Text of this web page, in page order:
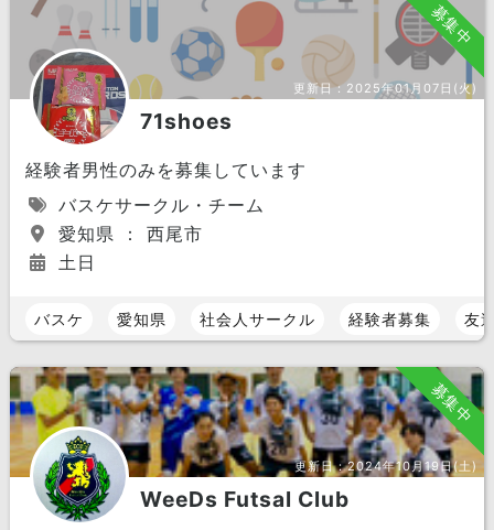
募集中
更新日： 2025年01月07日(火)
71shoes
経験者男性のみを募集しています
バスケサークル・チーム
愛知県 ： 西尾市
土日
バスケ 愛知県 社会人サークル 経験者募集 友
募集中
更新日：2024年10月19日(土)
WeeDs Futsal Club